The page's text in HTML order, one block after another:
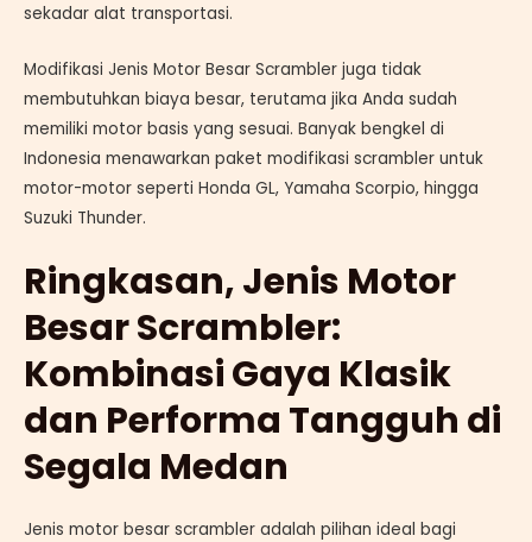
sekadar alat transportasi.
Modifikasi Jenis Motor Besar Scrambler juga tidak
membutuhkan biaya besar, terutama jika Anda sudah
memiliki motor basis yang sesuai. Banyak bengkel di
Indonesia menawarkan paket modifikasi scrambler untuk
motor-motor seperti Honda GL, Yamaha Scorpio, hingga
Suzuki Thunder.
Ringkasan, Jenis Motor
Besar Scrambler:
Kombinasi Gaya Klasik
dan Performa Tangguh di
Segala Medan
Jenis motor besar scrambler adalah pilihan ideal bagi